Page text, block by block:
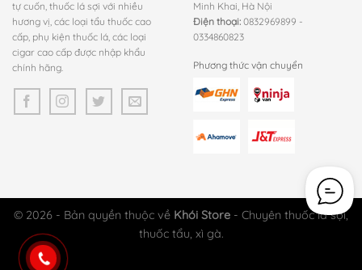
tự cuốn, thuốc lá sợi với nhiều
hương vị, các loại tẩu thuốc cao
cấp, phụ kiện thuốc lá, các loại
cigar cao cấp được nhập khẩu
chính hãng.
Minh Khai, Hà Nội
Điện thoại: 0832969899 -
0334860823
Phương thức vận chuyển
© 2026 - Bản quyền thuộc về Khói Store - Chuyên thuốc lá sợi,
thuốc tẩu, xì gà.